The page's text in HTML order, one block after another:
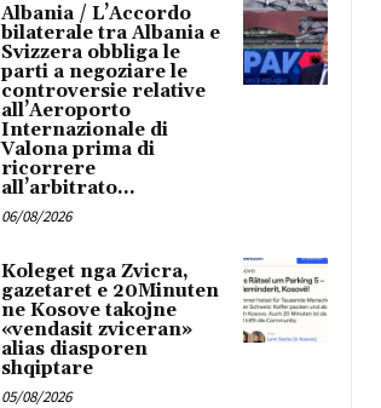
Albania / L’Accordo
bilaterale tra Albania e
Svizzera obbliga le
parti a negoziare le
controversie relative
all’Aeroporto
Internazionale di
Valona prima di
ricorrere
all’arbitrato...
06/08/2026
Koleget nga Zvicra,
gazetaret e 20Minuten
ne Kosove takojne
«vendasit zviceran»
alias diasporen
shqiptare
05/08/2026